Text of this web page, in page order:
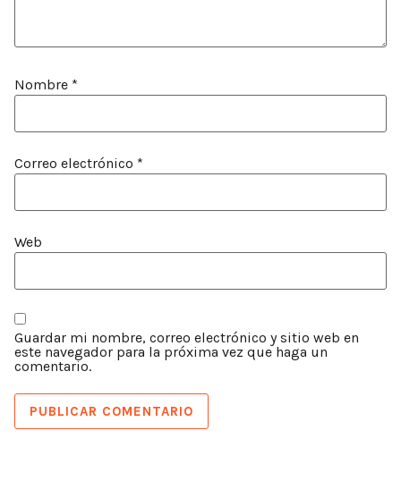
Nombre *
Correo electrónico *
Web
Guardar mi nombre, correo electrónico y sitio web en
este navegador para la próxima vez que haga un
comentario.